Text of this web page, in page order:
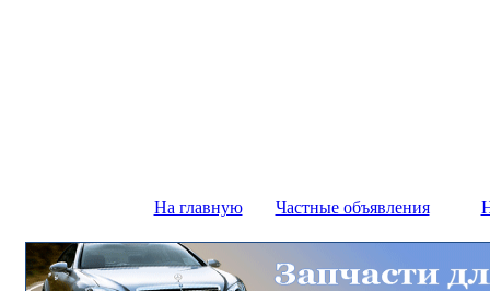
На главную Частные объявления